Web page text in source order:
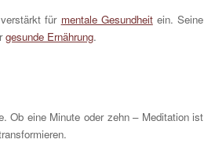
für mentale Gesundheitein. Seine
gesunde Ernährung.
Ob eine Minute oder zehn – Meditation ist